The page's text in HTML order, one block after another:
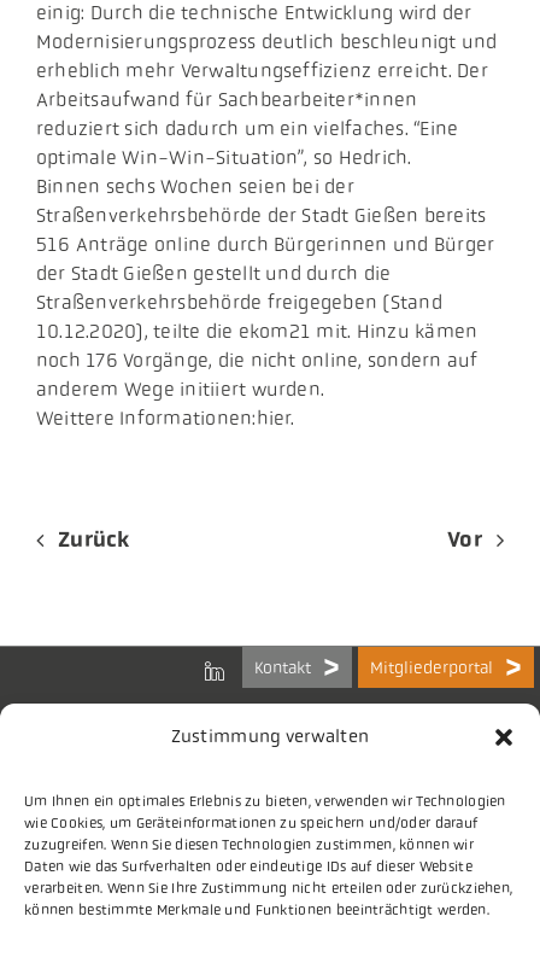
Zustimmung verwalten
Um Ihnen ein optimales Erlebnis zu bieten, verwenden wir Technologien
wie Cookies, um Geräteinformationen zu speichern und/oder darauf
zuzugreifen. Wenn Sie diesen Technologien zustimmen, können wir
Daten wie das Surfverhalten oder eindeutige IDs auf dieser Website
verarbeiten. Wenn Sie Ihre Zustimmung nicht erteilen oder zurückziehen,
können bestimmte Merkmale und Funktionen beeinträchtigt werden.
einig: Durch die technische Entwicklung wird der
Modernisierungsprozess deutlich beschleunigt und
erheblich mehr Verwaltungseffizienz erreicht. Der
Arbeitsaufwand für Sachbearbeiter*innen
reduziert sich dadurch um ein vielfaches. “Eine
optimale Win-Win-Situation”, so Hedrich.
Binnen sechs Wochen seien bei der
Straßenverkehrsbehörde der Stadt Gießen bereits
516 Anträge online durch Bürgerinnen und Bürger
der Stadt Gießen gestellt und durch die
Straßenverkehrsbehörde freigegeben (Stand
10.12.2020), teilte die ekom21 mit. Hinzu kämen
noch 176 Vorgänge, die nicht online, sondern auf
anderem Wege initiiert wurden.
Weittere Informationen:hier.
Zurück Vor
Kontakt Mitgliederportal
Bundes-Arbeitsgemeinschaft
der Kommunalen IT-Dienstleister e.V.
Charlottenstraße 65
10117 Berlin